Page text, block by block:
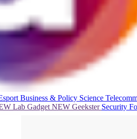
Business & Policy Science
Lab Gadget NEW Geekster Security